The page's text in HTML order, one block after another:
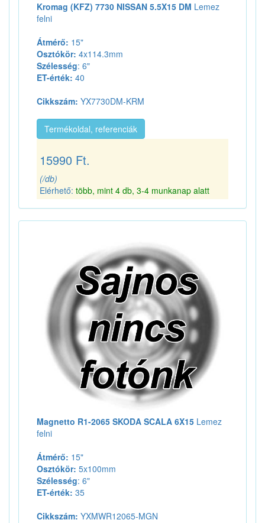
Kromag (KFZ) 7730 NISSAN 5.5X15 DM Lemez
felni
Átmérő: 15"
Osztókör: 4x114.3mm
Szélesség: 6"
ET-érték: 40
Cikkszám: YX7730DM-KRM
Termékoldal, referenciák
15990 Ft.
(/db)
Elérhető: több, mint 4 db, 3-4 munkanap alatt
Magnetto R1-2065 SKODA SCALA 6X15 Lemez
felni
Átmérő: 15"
Osztókör: 5x100mm
Szélesség: 6"
ET-érték: 35
Cikkszám: YXMWR12065-MGN